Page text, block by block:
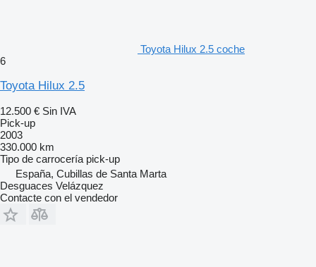
Toyota Hilux 2.5 coche
6
Toyota Hilux 2.5
12.500 € Sin IVA
Pick-up
2003
330.000 km
Tipo de carrocería pick-up
España, Cubillas de Santa Marta
Desguaces Velázquez
Contacte con el vendedor